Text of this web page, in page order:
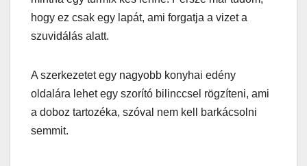
hogy ez csak egy lapát, ami forgatja a vizet a
szuvidálás alatt.
A szerkezetet egy nagyobb konyhai edény
oldalára lehet egy szorító bilinccsel rögzíteni, ami
a doboz tartozéka, szóval nem kell barkácsolni
semmit.